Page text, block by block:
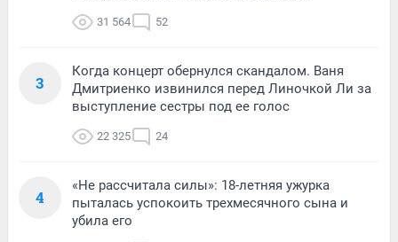
31 564 52
3
Когда концерт обернулся скандалом. Ваня
Дмитриенко извинился перед Линочкой Ли за
выступление сестры под ее голос
22 325 24
4
«Не рассчитала силы»: 18-летняя ужурка
пыталась успокоить трехмесячного сына и
убила его